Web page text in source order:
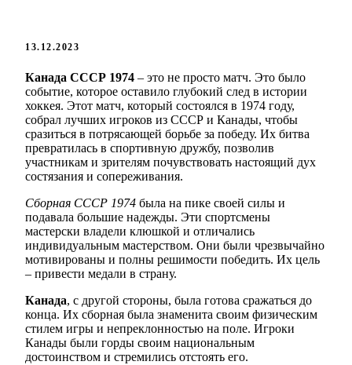
13.12.2023
Канада СССР 1974 – это не просто матч. Это было
событие, которое оставило глубокий след в истории
хоккея. Этот матч, который состоялся в 1974 году,
собрал лучших игроков из СССР и Канады, чтобы
сразиться в потрясающей борьбе за победу. Их битва
превратилась в спортивную дружбу, позволив
участникам и зрителям почувствовать настоящий дух
состязания и сопереживания.
Сборная СССР 1974 была на пике своей силы и
подавала большие надежды. Эти спортсмены
мастерски владели клюшкой и отличались
индивидуальным мастерством. Они были чрезвычайно
мотивированы и полны решимости победить. Их цель
– привести медали в страну.
Канада, с другой стороны, была готова сражаться до
конца. Их сборная была знаменита своим физическим
стилем игры и непреклонностью на поле. Игроки
Канады были горды своим национальным
достоинством и стремились отстоять его.